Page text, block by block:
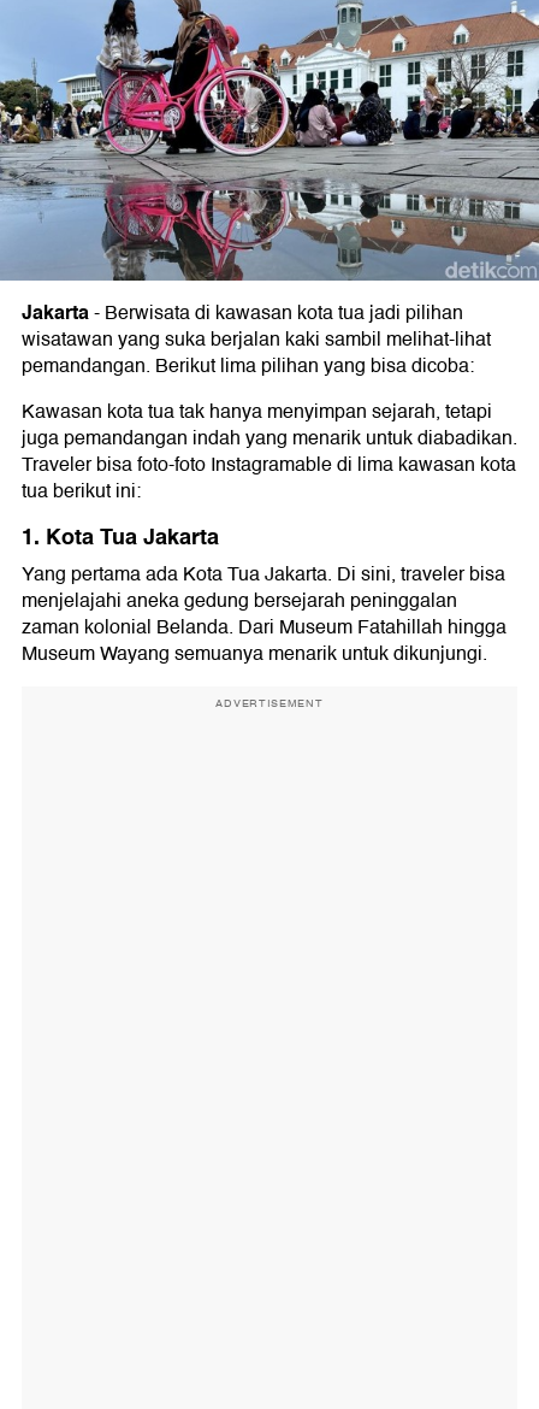
Jakarta-Berwisata di kawasan kota tua jadi pilihan
wisatawan yang suka berjalan kaki sambil melihat-lihat
pemandangan. Berikut lima pilihan yang bisa dicoba:
Kawasan kota tua tak hanya menyimpan sejarah, tetapi
juga pemandangan indah yang menarik untuk diabadikan.
Traveler bisa foto-foto Instagramable di lima kawasan kota
tua berikut ini:
1. Kota Tua Jakarta
Yang pertama ada Kota Tua Jakarta. Di sini, traveler bisa
menjelajahi aneka gedung bersejarah peninggalan
zaman kolonial Belanda. Dari Museum Fatahillah hingga
Museum Wayang semuanya menarik untuk dikunjungi.
ADVERTISEMENT